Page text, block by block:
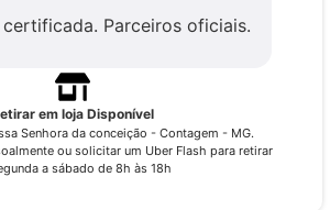
certificada. Parceiros oficiais.
em loja Disponível
Senhora da conceição - Contagem - MG.
ou solicitar um Uber Flash para retirar
a sábado de 8h às 18h